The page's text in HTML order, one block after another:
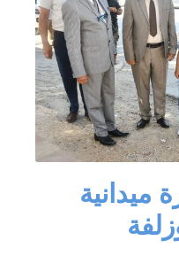
ميدانية